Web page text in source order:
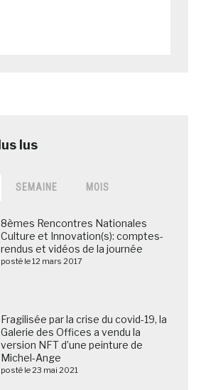
SEMAINE MOIS
8èmes Rencontres Nationales
Culture et Innovation(s): comptes-
rendus et vidéos de la journée
posté le 12 mars 2017
Fragilisée par la crise du covid-19, la
Galerie des Offices a vendu la
version NFT d’une peinture de
Michel-Ange
posté le 23 mai 2021